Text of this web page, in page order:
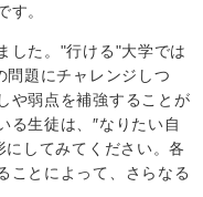
す。
した。"行ける"大学では
問題にチャレンジしつ
や弱点を補強することが
る生徒は、″なりたい自
してみてください。各
ことによって、さらなる